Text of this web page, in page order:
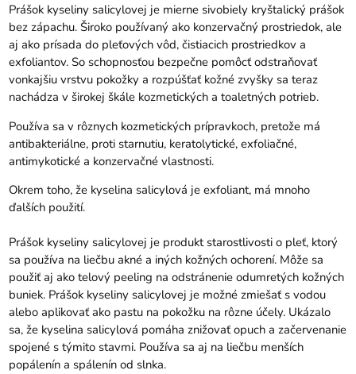
Prášok kyseliny salicylovej je mierne sivobiely kryštalický prášok
bez zápachu. Široko používaný ako konzervačný prostriedok, ale
aj ako prísada do pleťových vôd, čistiacich prostriedkov a
exfoliantov. So schopnosťou bezpečne pomôcť odstraňovať
vonkajšiu vrstvu pokožky a rozpúšťať kožné zvyšky sa teraz
nachádza v širokej škále kozmetických a toaletných potrieb.
Používa sa v rôznych kozmetických prípravkoch, pretože má
antibakteriálne, proti starnutiu, keratolytické, exfoliačné,
antimykotické a konzervačné vlastnosti.
Okrem toho, že kyselina salicylová je exfoliant, má mnoho
ďalších použití.
Prášok kyseliny salicylovej je produkt starostlivosti o pleť, ktorý
sa používa na liečbu akné a iných kožných ochorení. Môže sa
použiť aj ako telový peeling na odstránenie odumretých kožných
buniek. Prášok kyseliny salicylovej je možné zmiešať s vodou
alebo aplikovať ako pastu na pokožku na rôzne účely. Ukázalo
sa, že kyselina salicylová pomáha znižovať opuch a začervenanie
spojené s týmito stavmi. Používa sa aj na liečbu menších
popálenín a spálenín od slnka.